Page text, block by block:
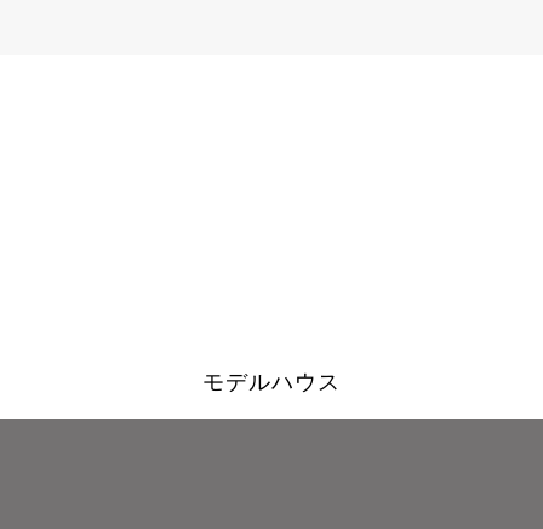
モデルハウス